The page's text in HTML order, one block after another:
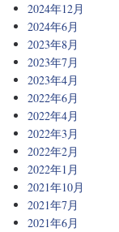
2024年12月
2024年6月
2023年8月
2023年7月
2023年4月
2022年6月
2022年4月
2022年3月
2022年2月
2022年1月
2021年10月
2021年7月
2021年6月